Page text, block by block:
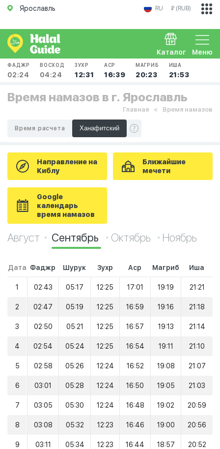
Ярославль RU ₽ (RUB)
Меню
Каталог
ФАДЖР
02:24
ВОСХОД
04:24
ЗУХР
12:31
АСР
16:39
МАГРИБ
20:23
ИША
21:53
Время намазов в г. Ярославль
Главная Время намазов
Время расчета
Направление на
Киблу
Ближайшие
мечети
Google
календарь
время намазов
Август Сентябрь Октябрь Ноябрь
Дата Фаджр Шурук Зухр Аср Магриб Иша
1 02:43 05:17 12:25 17:01 19:19 21:21
2 02:47 05:19 12:25 16:59 19:16 21:18
3 02:50 05:21 12:25 16:57 19:13 21:14
4 02:54 05:24 12:25 16:54 19:11 21:10
5 02:58 05:26 12:24 16:52 19:08 21:07
6 03:01 05:28 12:24 16:50 19:05 21:03
7 03:05 05:30 12:24 16:48 19:02 20:59
8 03:08 05:32 12:23 16:46 19:00 20:56
9 03:11 05:34 12:23 16:44 18:57 20:52